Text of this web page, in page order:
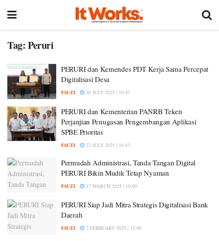
Tag: Peruri
PERURI dan Kemendes PDT Kerja Sama Percepat
Digitalisasi Desa
FAUZI 30 JULY 2025 | 10:47
PERURI dan Kementerian PANRB Teken
Perjanjian Penugasan Pengembangan Aplikasi
SPBE Prioritas
FAUZI 22 JULY 2025 | 16:43
Permudah Administrasi, Tanda Tangan Digital
PERURI Bikin Mudik Tetap Nyaman
FAUZI 17 MARCH 2025 | 10:00
PERURI Siap Jadi Mitra Strategis Digitalisasi Bank
Daerah
FAUZI 7 FEBRUARY 2025 | 12:00